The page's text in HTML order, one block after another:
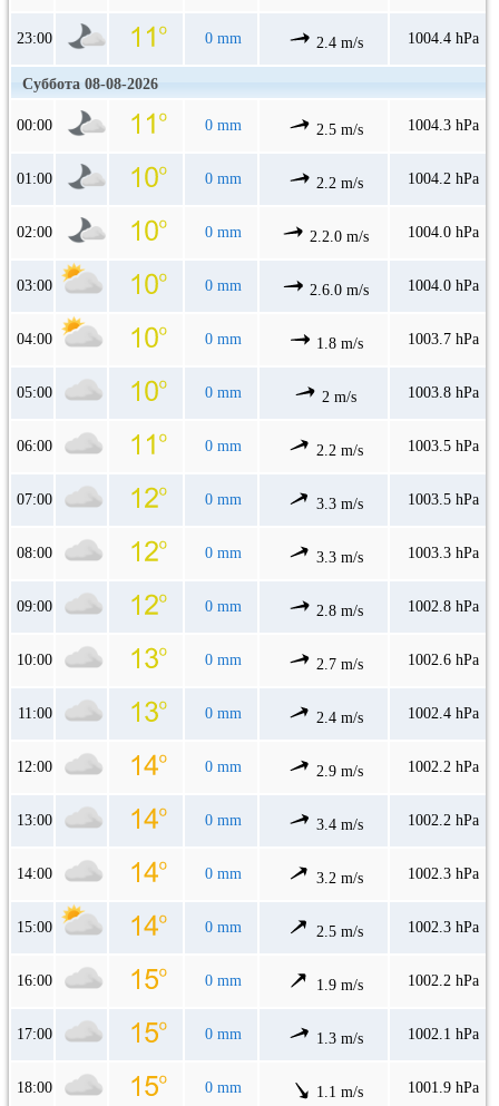
23:00 0 mm 2.4 m/s 1004.4 hPa
Суббота 08-08-2026
00:00 0 mm 2.5 m/s 1004.3 hPa
01:00 0 mm 2.2 m/s 1004.2 hPa
02:00 0 mm 2.2.0 m/s 1004.0 hPa
03:00 0 mm 2.6.0 m/s 1004.0 hPa
04:00 0 mm 1.8 m/s 1003.7 hPa
05:00 0 mm 2 m/s 1003.8 hPa
06:00 0 mm 2.2 m/s 1003.5 hPa
07:00 0 mm 3.3 m/s 1003.5 hPa
08:00 0 mm 3.3 m/s 1003.3 hPa
09:00 0 mm 2.8 m/s 1002.8 hPa
10:00 0 mm 2.7 m/s 1002.6 hPa
11:00 0 mm 2.4 m/s 1002.4 hPa
12:00 0 mm 2.9 m/s 1002.2 hPa
13:00 0 mm 3.4 m/s 1002.2 hPa
14:00 0 mm 3.2 m/s 1002.3 hPa
15:00 0 mm 2.5 m/s 1002.3 hPa
16:00 0 mm 1.9 m/s 1002.2 hPa
17:00 0 mm 1.3 m/s 1002.1 hPa
18:00 0 mm 1.1 m/s 1001.9 hPa